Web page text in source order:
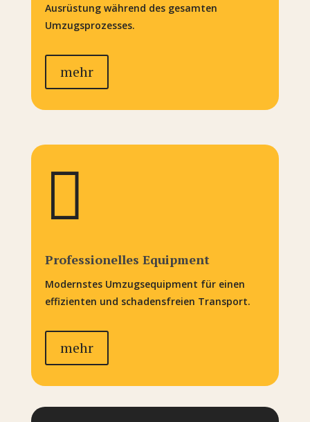
Ausrüstung während des gesamten
Umzugsprozesses.
mehr

Professionelles Equipment
Modernstes Umzugsequipment für einen
effizienten und schadensfreien Transport.
mehr